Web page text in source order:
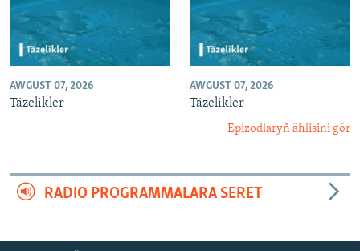
AWGUST 07, 2026
Täzelikler
AWGUST 07, 2026
Täzelikler
Epizodlaryň ählisini gör
RADIO PROGRAMMALARA SERET